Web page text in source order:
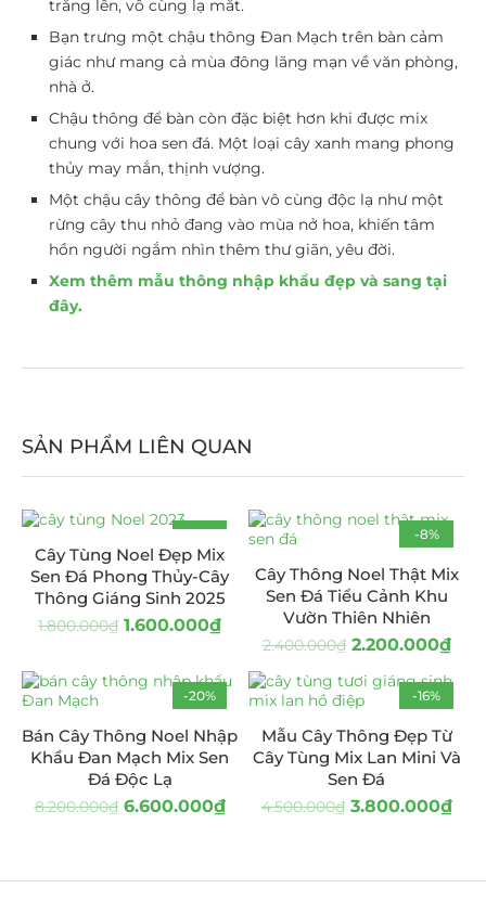
trắng lên, vô cùng lạ mắt.
Bạn trưng một chậu thông Đan Mạch trên bàn cảm
giác như mang cả mùa đông lãng mạn về văn phòng,
nhà ở.
Chậu thông để bàn còn đặc biệt hơn khi được mix
chung với hoa sen đá. Một loại cây xanh mang phong
thủy may mắn, thịnh vượng.
Một chậu cây thông để bàn vô cùng độc lạ như một
rừng cây thu nhỏ đang vào mùa nở hoa, khiến tâm
hồn người ngắm nhìn thêm thư giãn, yêu đời.
Xem thêm mẫu thông nhập khẩu đẹp và sang tại
đây.
SẢN PHẨM LIÊN QUAN
-11%
Cây Tùng Noel Đẹp Mix
Sen Đá Phong Thủy-Cây
Thông Giáng Sinh 2025
1.800.000₫ 1.600.000₫
-8%
Cây Thông Noel Thật Mix
Sen Đá Tiểu Cảnh Khu
Vườn Thiên Nhiên
2.400.000₫ 2.200.000₫
-20%
Bán Cây Thông Noel Nhập
Khẩu Đan Mạch Mix Sen
Đá Độc Lạ
8.200.000₫ 6.600.000₫
-16%
Mẫu Cây Thông Đẹp Từ
Cây Tùng Mix Lan Mini Và
Sen Đá
4.500.000₫ 3.800.000₫